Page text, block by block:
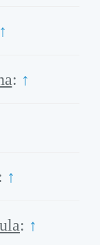
↑
: ↑
: ↑
: ↑